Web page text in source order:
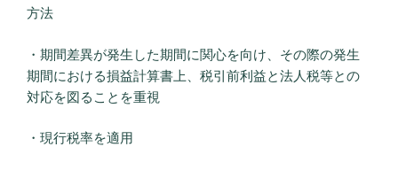
方法
・期間差異が発生した期間に関心を向け、その際の発生
期間における損益計算書上、税引前利益と法人税等との
対応を図ることを重視
・現行税率を適用